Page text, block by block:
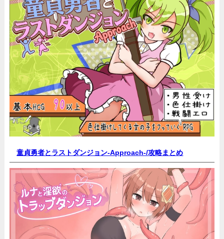
童貞勇者とラストダンジョン-Approach-/攻略まとめ